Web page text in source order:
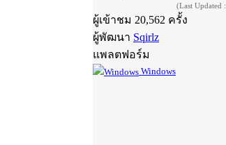
(Last Updated :
ผู้เข้าชม 20,562 ครั้ง
ผู้พัฒนา Sqirlz
แพลตฟอร์ม
Windows